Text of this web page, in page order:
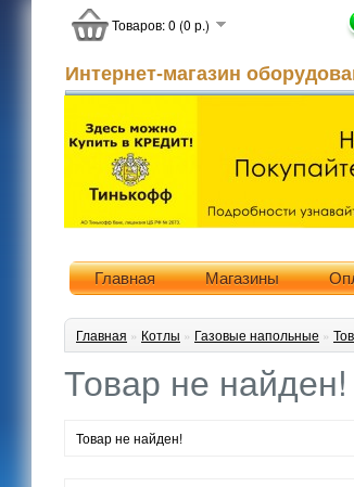
Интернет-магазин
Товаров: 0 (0 р.)
Главная Магазины
Главная » Котлы » Газовые напольные »
Товар не найден!
Товар не найден!